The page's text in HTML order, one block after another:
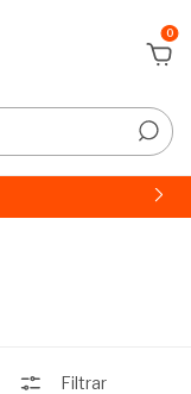
0
Filtrar